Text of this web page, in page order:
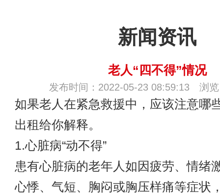
新闻资讯
老人“四不得”情况
发布时间：2022-05-23 08:59:13 浏览
如果老人在紧急救援中，应该注意哪
出租 给你解释。
1.心脏病“动不得”
患有心脏病的老年人如因疲劳、情绪
心悸、气短、胸闷或胸压样痛等症状